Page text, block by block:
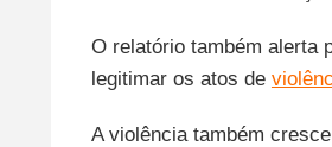
O relatório também alerta
legitimar os atos de
A violência também